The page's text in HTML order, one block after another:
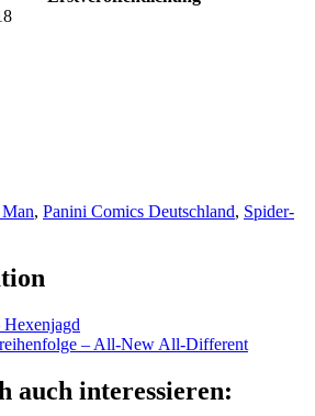
, Panini Comics Deutschland, Spider-
– All-New All-Different
auch interessieren: